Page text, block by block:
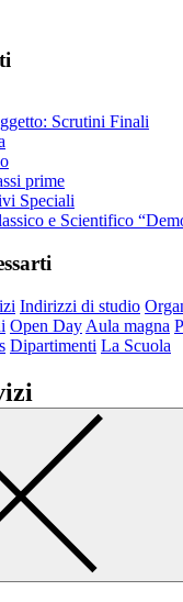
Scrutini Finali
prime
Speciali
e Scientifico
Indirizzi di studio
Open Day Aula magna
Dipartimenti La Scuola